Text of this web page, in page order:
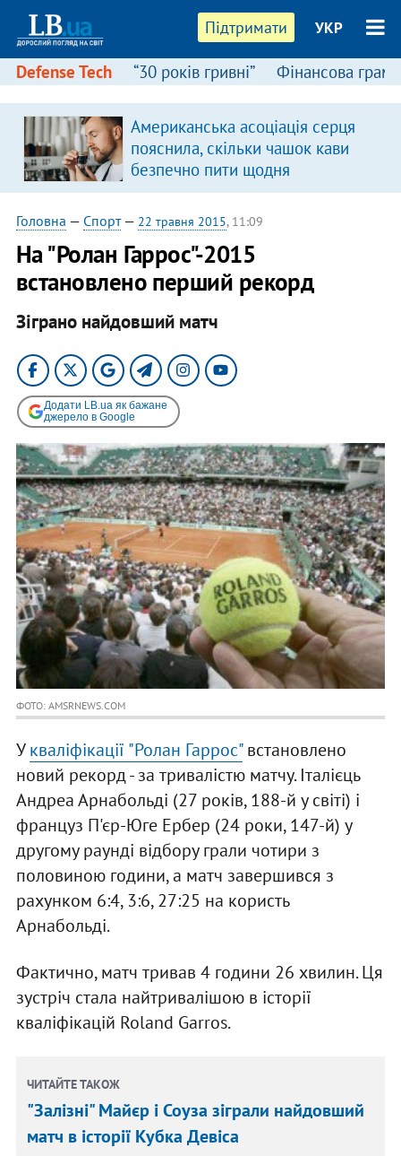
Підтримати УКР
Defense Tech “30 років гривні” Фінансова
Американська асоціація серця
пояснила, скільки чашок кави
безпечно пити щодня
Головна — Спорт— 22 травня 2015, 11:09
На "Ролан Гаррос"-2015
встановлено перший рекорд
Зіграно найдовший матч
Додати LB.ua як бажане
джерело в Google
ФОТО: AMSRNEWS.COM
Укваліфікації "Ролан Гаррос"встановлено
новий рекорд - за тривалістю матчу. Італієць
Андреа Арнабольді (27 років, 188-й у світі) і
француз П'єр-Юге Ербер (24 роки, 147-й) у
другому раунді відбору грали чотири з
половиною години, а матч завершився з
рахунком 6:4, 3:6, 27:25 на користь
Арнабольді.
Фактично, матч тривав 4 години 26 хвилин. Ця
зустріч стала найтривалішою в історії
кваліфікацій Roland Garros.
ЧИТАЙТЕ ТАКОЖ
"Залізні" Майєр і Соуза зіграли найдовший
матч в історії Кубка Девіса